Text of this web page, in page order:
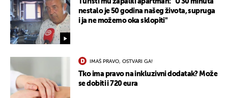
Turisti mu zapalili apartman: "U 30 minuta
nestalo je 50 godina našeg života, supruga
i ja ne možemo oka sklopiti"
IMAŠ PRAVO, OSTVARI GA!
Tko ima pravo na inkluzivni dodatak? Može
se dobiti i 720 eura